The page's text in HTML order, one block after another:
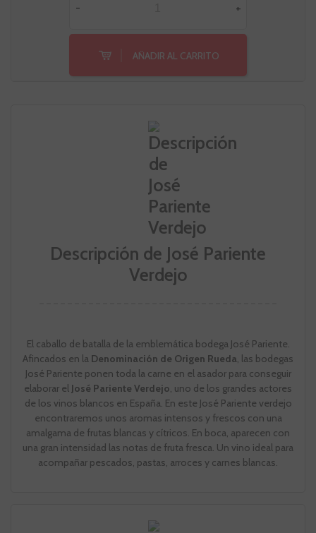
- +
AÑADIR AL CARRITO
Descripción de José Pariente
Verdejo
El caballo de batalla de la emblemática bodega José Pariente.
Afincados en la Denominación de Origen Rueda, las bodegas
José Pariente ponen toda la carne en el asador para conseguir
elaborar el José Pariente Verdejo, uno de los grandes actores
de los vinos blancos en España. En este José Pariente verdejo
encontraremos unos aromas intensos y frescos con una
amalgama de frutas blancas y cítricos. En boca, aparecen con
una gran intensidad las notas de fruta fresca. Un vino ideal para
acompañar pescados, pastas, arroces y carnes blancas.